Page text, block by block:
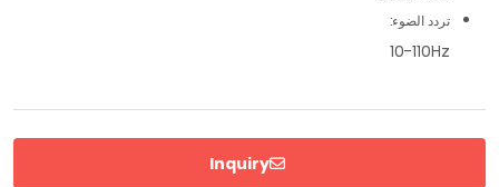
تردد الضوء:
10-110Hz
Inquiry